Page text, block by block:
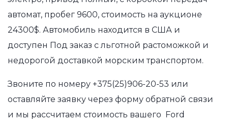
автомат, пробег 9600, стоимость на аукционе
24300$. Автомобиль находится в США и
доступен Под заказ с льготной растоможкой и
недорогой доставкой морским транспортом.
Звоните по номеру +375(25)906-20-53 или
оставляйте заявку через форму обратной связи
и мы рассчитаем стоимость вашего Ford